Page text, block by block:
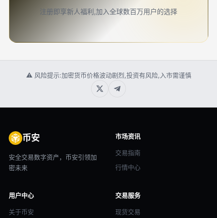
注册即享新人福利,加入全球数百万用户的选择
⚠ 风险提示:加密货币价格波动剧烈,投资有风险,入市需谨慎
币安
安全交易数字资产，币安引领加
密未来
市场资讯
交易指南
行情中心
用户中心
关于币安
交易服务
现货交易